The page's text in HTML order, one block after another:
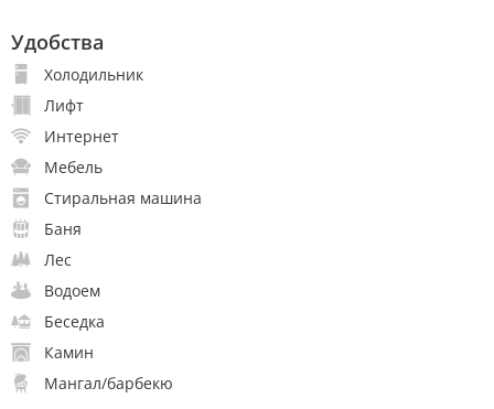
Удобства
Холодильник
Лифт
Интернет
Мебель
Стиральная машина
Баня
Лес
Водоем
Беседка
Камин
Мангал/барбекю